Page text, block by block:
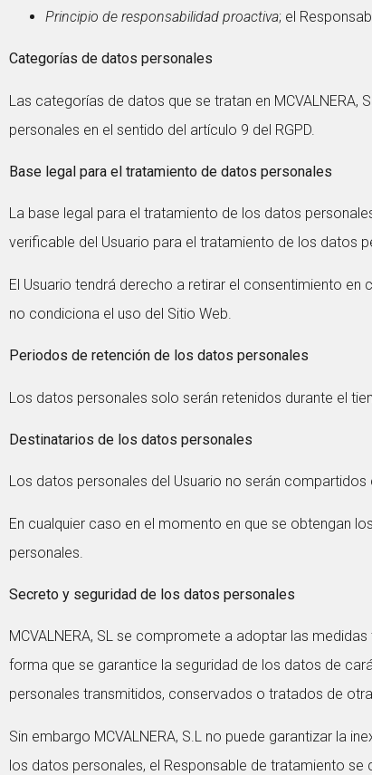
Principio de responsabilidad proactiva; el
Categorías de datos personales
Las categorías de datos que se tratan en
personales en el sentido del artículo 9 del RGPD.
Base legal para el tratamiento de datos personales
La base legal para el tratamiento de los datos
verificable del Usuario para el tratamiento de los datos
El Usuario tendrá derecho a retirar el consentimiento
no condiciona el uso del Sitio Web.
Periodos de retención de los datos personales
Los datos personales solo serán retenidos durante el
Destinatarios de los datos personales
Los datos personales del Usuario no serán
En cualquier caso en el momento en que se obtengan
personales.
Secreto y seguridad de los datos personales
MCVALNERA, SL se compromete a adoptar las
forma que se garantice la seguridad de los datos de
personales transmitidos, conservados o tratados de
Sin embargo MCVALNERA, S.L no puede garantizar la
los datos personales, el Responsable de tratamiento